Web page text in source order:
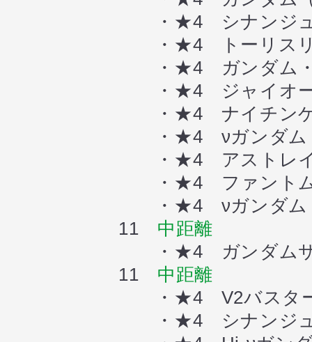
・★4 シナンジ
・★4 トーリスリ
・★4 ガンダム・
・★4 ジャイオ
・★4 ナイチン
・★4 νガンダ
・★4 アストレイ
・★4 ファント
・★4 νガンダム（
11 中距離
・★4 ガンダムサ
11 中距離
・★4 V2バスタ
・★4 シナンジ